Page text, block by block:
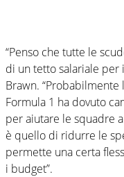
“Penso che tutte le
di un tetto salariale per
Brawn.
Formula 1 ha dovuto
per aiutare le squadre
è quello di ridurre le
permette una certa
i budget”.